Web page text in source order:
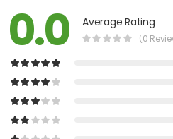
0.0 Average Rating
(0